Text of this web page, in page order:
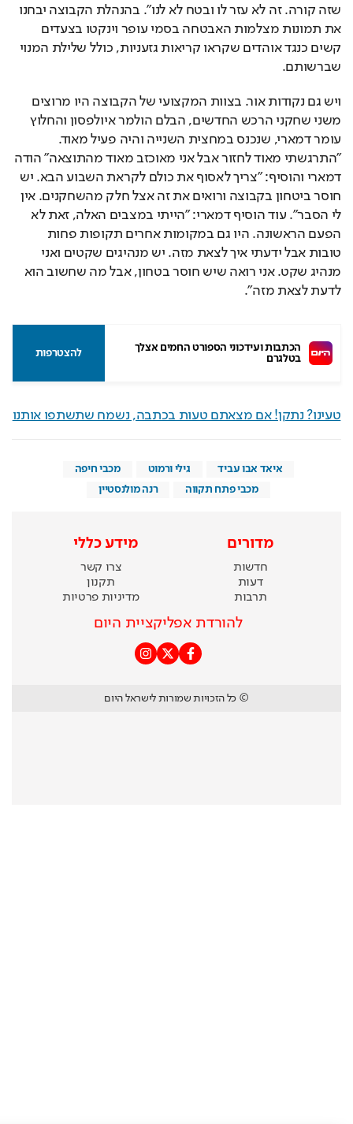
שזה קורה. זה לא עזר לו ובטח לא לנו". בהנהלת הקבוצה יבחנו
את תמונות מצלמות האבטחה בסמי עופר וינקטו בצעדים
קשים כנגד אוהדים שקראו קריאות גזעניות, כולל שלילת המנוי
שברשותם.
ויש גם נקודות אור. בצוות המקצועי של הקבוצה היו מרוצים
משני שחקני הרכש החדשים, הבלם הולמר איולפסון והחלוץ
עומר דמארי, שנכנס במחצית השנייה והיה פעיל מאוד.
"התרגשתי מאוד לחזור אבל אני מאוכזב מאוד מהתוצאה" הודה
דמארי והוסיף: "צריך לאסוף את כולם לקראת השבוע הבא. יש
חוסר ביטחון בקבוצה ורואים את זה אצל חלק מהשחקנים. אין
לי הסבר". עוד הוסיף דמארי: "הייתי במצבים האלה, זאת לא
הפעם הראשונה. היו גם במקומות אחרים תקופות פחות
טובות אבל ידעתי איך לצאת מזה. יש מנהיגים שקטים ואני
מנהיג שקט. אני רואה שיש חוסר בטחון, אבל מה שחשוב הוא
לדעת לצאת מזה".
הכתבות ועידכוני הספורט החמים אצלך
בטלגרם
להצטרפות
טעינו? נתקן! אם מצאתם טעות בכתבה, נשמח שתשתפו אותנו
איאד אבו עביד גילי ורמוט
מכבי חיפה
מכבי פתח תקווה
רנה מולנסטיין
מדורים
חדשות
דעות
תרבות
מידע כללי
צרו קשר
תקנון
מדיניות פרטיות
להורדת אפליקציית היום
© כל הזכויות שמורות לישראל היום